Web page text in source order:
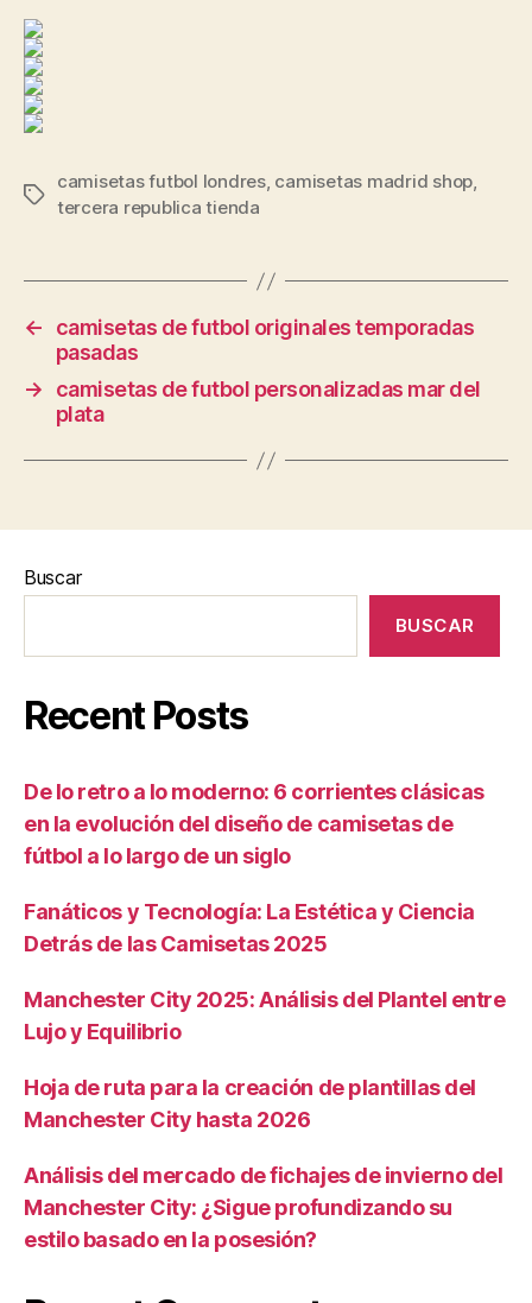
Etiquetas
camisetas futbol londres, camisetas madrid shop,
tercera republica tienda
←
camisetas de futbol originales temporadas
pasadas
→
camisetas de futbol personalizadas mar del
plata
Buscar
BUSCAR
Recent Posts
De lo retro a lo moderno: 6 corrientes clásicas
en la evolución del diseño de camisetas de
fútbol a lo largo de un siglo
Fanáticos y Tecnología: La Estética y Ciencia
Detrás de las Camisetas 2025
Manchester City 2025: Análisis del Plantel entre
Lujo y Equilibrio
Hoja de ruta para la creación de plantillas del
Manchester City hasta 2026
Análisis del mercado de fichajes de invierno del
Manchester City: ¿Sigue profundizando su
estilo basado en la posesión?